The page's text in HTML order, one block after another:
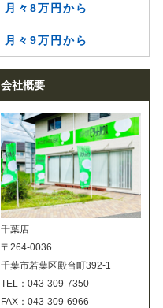
月々8万円から
月々9万円から
会社概要
千葉店
〒264-0036
千葉市若葉区殿台町392-1
TEL：043-309-7350
FAX：043-309-6966